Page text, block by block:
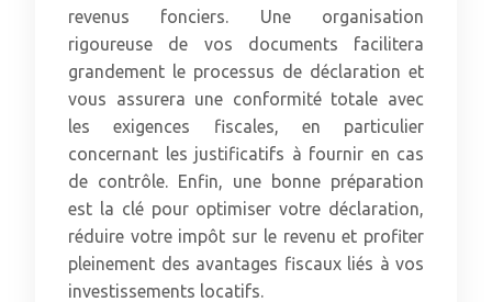
revenus fonciers. Une organisation
rigoureuse de vos documents facilitera
grandement le processus de déclaration et
vous assurera une conformité totale avec
les exigences fiscales, en particulier
concernant les justificatifs à fournir en cas
de contrôle. Enfin, une bonne préparation
est la clé pour optimiser votre déclaration,
réduire votre impôt sur le revenu et profiter
pleinement des avantages fiscaux liés à vos
investissements locatifs.